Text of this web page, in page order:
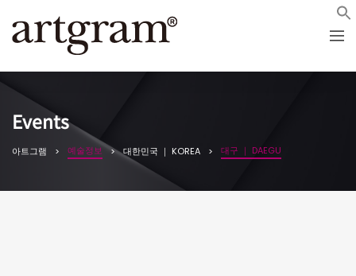
Events
아트그램 예술정보 대한민국 ｜ KOREA 대구 ｜ DAEGU